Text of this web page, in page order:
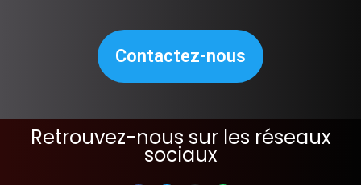
Contactez-nous
Retrouvez-nous sur les réseaux
sociaux